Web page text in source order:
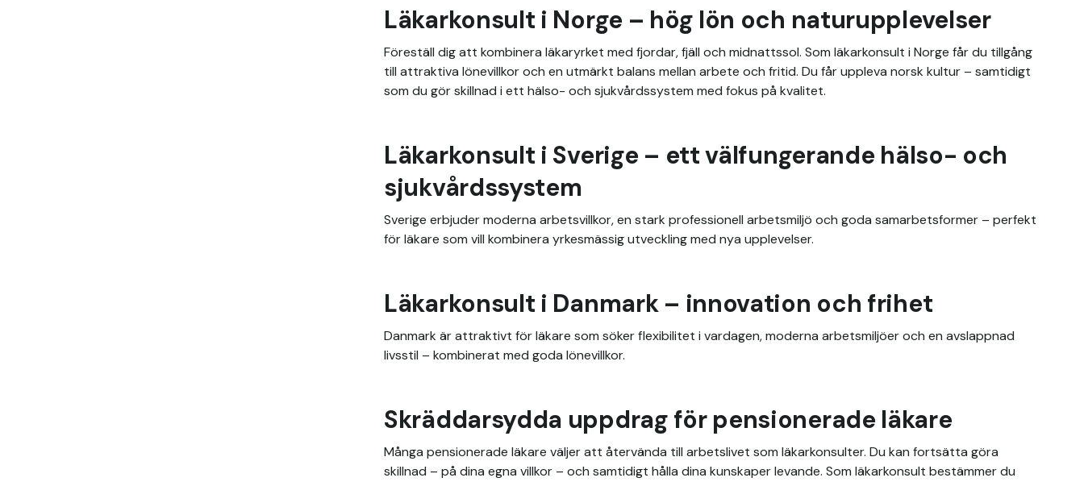
Läkarkonsult i Norge – hög lön och naturupplevelser
Föreställ dig att kombinera läkaryrket med fjordar, fjäll och midnattssol. Som läkarkonsult i Norge får du tillgång
till attraktiva lönevillkor och en utmärkt balans mellan arbete och fritid. Du får uppleva norsk kultur – samtidigt
som du gör skillnad i ett hälso- och sjukvårdssystem med fokus på kvalitet.
Läkarkonsult i Sverige – ett välfungerande hälso- och
sjukvårdssystem
Sverige erbjuder moderna arbetsvillkor, en stark professionell arbetsmiljö och goda samarbetsformer – perfekt
för läkare som vill kombinera yrkesmässig utveckling med nya upplevelser.
Läkarkonsult i Danmark – innovation och frihet
Danmark är attraktivt för läkare som söker flexibilitet i vardagen, moderna arbetsmiljöer och en avslappnad
livsstil – kombinerat med goda lönevillkor.
Skräddarsydda uppdrag för pensionerade läkare
Många pensionerade läkare väljer att återvända till arbetslivet som läkarkonsulter. Du kan fortsätta göra
skillnad – på dina egna villkor – och samtidigt hålla dina kunskaper levande. Som läkarkonsult bestämmer du